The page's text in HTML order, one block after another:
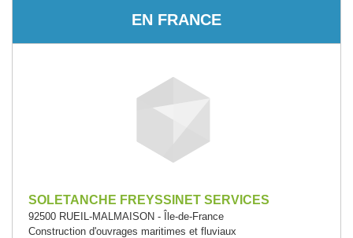
EN FRANCE
SOLETANCHE FREYSSINET SERVICES
92500 RUEIL-MALMAISON - Île-de-France
Construction d'ouvrages maritimes et fluviaux